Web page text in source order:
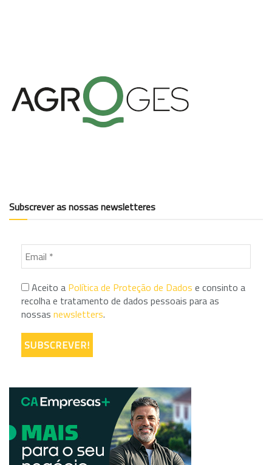
Subscrever as nossas newsletteres
Aceito a Política de Proteção de Dados e consinto a
recolha e tratamento de dados pessoais para as
nossas newsletters.